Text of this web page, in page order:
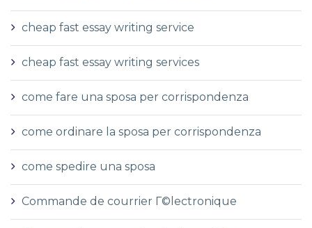
cheap fast essay writing service
cheap fast essay writing services
come fare una sposa per corrispondenza
come ordinare la sposa per corrispondenza
come spedire una sposa
Commande de courrier Г©lectronique